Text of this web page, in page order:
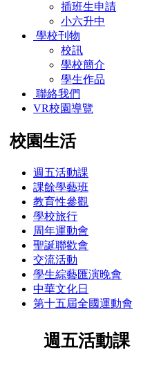
插班生申請
小六升中
學校刊物
校訊
學校簡介
學生作品
聯絡我們
VR校園導覽
校園生活
週五活動課
課餘學藝班
教育性參觀
學校旅行
周年運動會
聖誕聯歡會
交流活動
學生綜藝匯演晚會
中華文化日
第十五屆全國運動會
週五活動課